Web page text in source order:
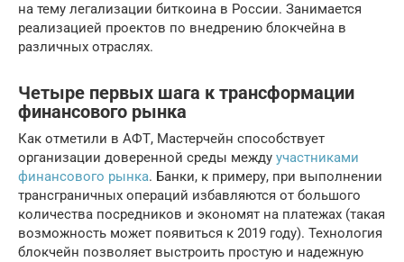
на тему легализации биткоина в России. Занимается
реализацией проектов по внедрению блокчейна в
различных отраслях.
Четыре первых шага к трансформации
финансового рынка
Как отметили в АФТ, Мастерчейн способствует
организации доверенной среды между участниками
финансового рынка. Банки, к примеру, при выполнении
трансграничных операций избавляются от большого
количества посредников и экономят на платежах (такая
возможность может появиться к 2019 году). Технология
блокчейн позволяет выстроить простую и надежную